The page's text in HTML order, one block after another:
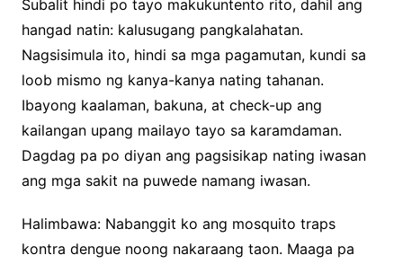
Subalit hindi po tayo makukuntento rito, dahil ang
hangad natin: kalusugang pangkalahatan.
Nagsisimula ito, hindi sa mga pagamutan, kundi sa
loob mismo ng kanya-kanya nating tahanan.
Ibayong kaalaman, bakuna, at check-up ang
kailangan upang mailayo tayo sa karamdaman.
Dagdag pa po diyan ang pagsisikap nating iwasan
ang mga sakit na puwede namang iwasan.
Halimbawa: Nabanggit ko ang mosquito traps
kontra dengue noong nakaraang taon. Maaga pa